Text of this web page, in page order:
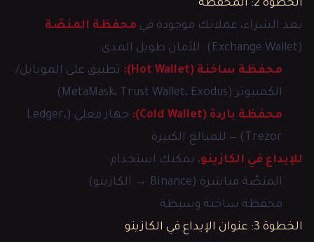
الخطوة 2: المحفظة
بعد الشراء، عملاتك موجودة في محفظة المنصّة
(Exchange Wallet). للأمان طويل المدى:
محفظة ساخنة (Hot Wallet):
تطبيق على الموبايل/
الكمبيوتر (MetaMask، Trust Wallet، Exodus)
محفظة باردة (Cold Wallet):
جهاز فعلي (Ledger،
Trezor) — للمبالغ الكبيرة
للإيداع في الكازينو، يمكنك استخدام:
المنصّة مباشرة (Binance → الكازينو)
محفظة ساخنة وسيطة
الخطوة 3: عنوان الإيداع في الكازينو